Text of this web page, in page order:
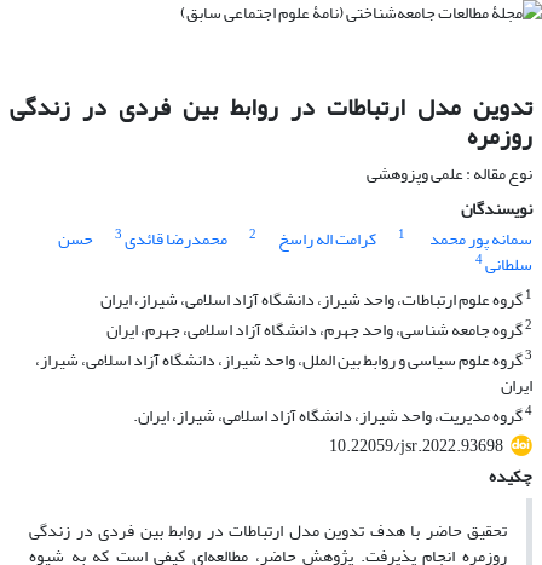
تدوین مدل ارتباطات در روابط بین فردی در زندگی
روزمره
نوع مقاله : علمی وپزوهشی
نویسندگان
سمانه پور محمد
1 کرامت اله راسخ 2 محمدرضا قائدی3 حسن
سلطانی4
1گروه علوم ارتباطات، واحد شیراز، دانشگاه آزاد اسلامی، شیراز، ایران
2گروه جامعه شناسی، واحد جهرم، دانشگاه آزاد اسلامی، جهرم، ایران
3گروه علوم سیاسی و روابط بین الملل، واحد شیراز، دانشگاه آزاد اسلامی، شیراز،
ایران
4گروه مدیریت، واحد شیراز، دانشگاه آزاد اسلامی، شیراز، ایران.
10.22059/jsr.2022.93698
چکیده
تحقیق حاضر با هدف تدوین مدل ارتباطات در روابط بین فردی در زندگی
روزمره انجام پذیرفت. پژوهش حاضر، مطالعه‌ای کیفی است که به شیوه